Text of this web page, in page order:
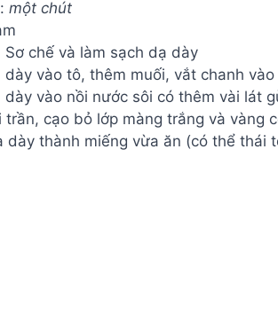
một chút
Sơ chế và làm sạch dạ dày
dày vào tô, thêm muối, vắt chanh
dày vào nồi nước sôi có thêm vài lát
trần, cạo bỏ lớp màng trắng và vàng
dày thành miếng vừa ăn (có thể thái